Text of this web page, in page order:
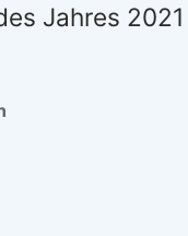
Jahres 2021